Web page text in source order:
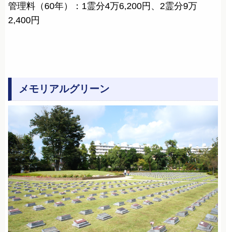
管理料（60年）：1霊分4万6,200円、2霊分9万
2,400円
メモリアルグリーン